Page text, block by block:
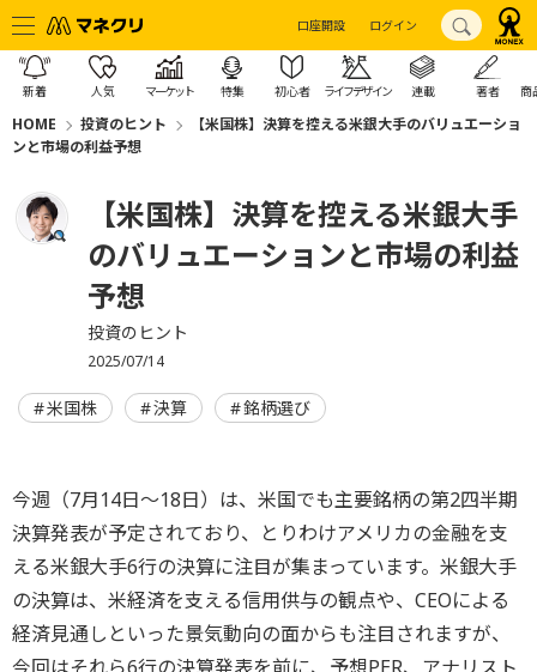
口座開設 ログイン
新着 人気 マーケット 特集 初心者 ライフデザイン 連載 著者 商
HOME 投資のヒント
【米国株】決算を控える米銀大手のバリュエーショ
ンと市場の利益予想
【米国株】決算を控える米銀大手
のバリュエーションと市場の利益
予想
投資のヒント
2025/07/14
米国株 決算 銘柄選び
今週（7月14日～18日）は、米国でも主要銘柄の第2四半期
決算発表が予定されており、とりわけアメリカの金融を支
える米銀大手6行の決算に注目が集まっています。米銀大手
の決算は、米経済を支える信用供与の観点や、CEOによる
経済見通しといった景気動向の面からも注目されますが、